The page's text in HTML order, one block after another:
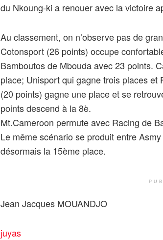
du Nkoung-ki a renouer avec la victoire
Au classement, on n’observe pas de
Cotonsport (26 points) occupe
Bamboutos de Mbouda avec 23 points.
place; Unisport qui gagne trois places
(20 points) gagne une place et se
points descend à la 8è.
Mt.Cameroon permute avec Racing de
Le même scénario se produit entre
désormais la 15ème place.
Jean Jacques MOUANDJO
juyas